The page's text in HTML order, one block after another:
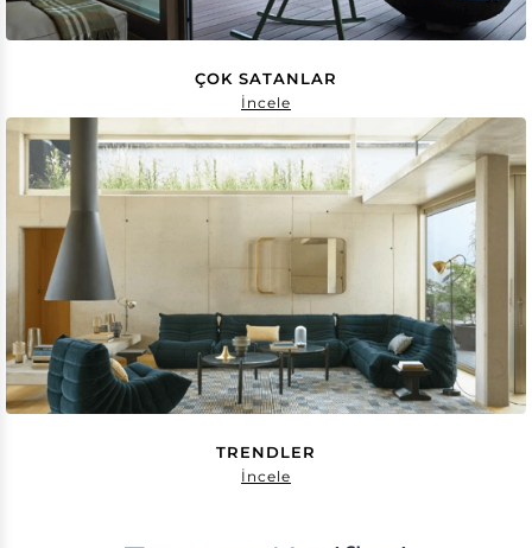
ÇOK SATANLAR
İncele
TRENDLER
İncele